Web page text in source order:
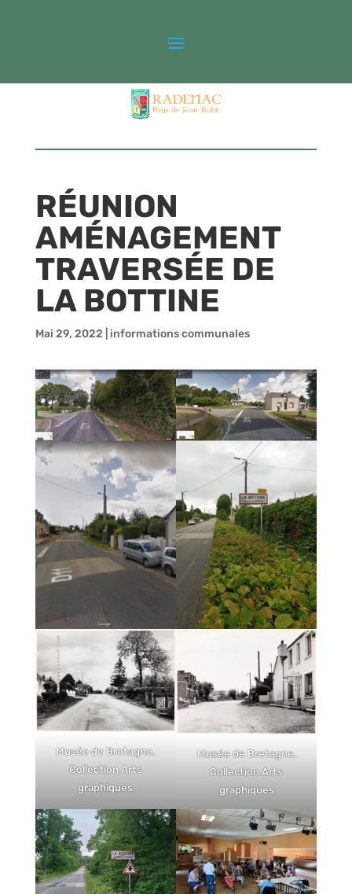
RÉUNION
AMÉNAGEMENT
TRAVERSÉE DE
LA BOTTINE
Mai 29, 2022 informations communales
Musée de Bretagne,
Collection Arts
graphiques
Musée de Bretagne,
Collection Arts
graphiques